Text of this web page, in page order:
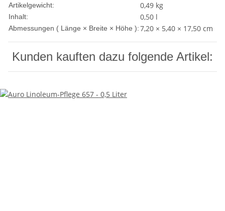
Artikelgewicht: 0,49 kg
Inhalt: 0,50 l
Abmessungen ( Länge × Breite × Höhe ):7,20 × 5,40 × 17,50 cm
Kunden kauften dazu folgende Artikel: